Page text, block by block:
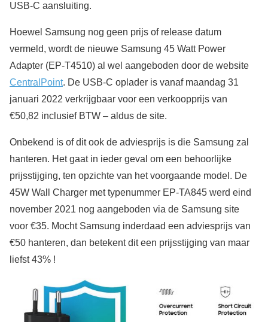
USB-C aansluiting.
Hoewel Samsung nog geen prijs of release datum
vermeld, wordt de nieuwe Samsung 45 Watt Power
Adapter (EP-T4510) al wel aangeboden door de website
CentralPoint. De USB-C oplader is vanaf maandag 31
januari 2022 verkrijgbaar voor een verkoopprijs van
€50,82 inclusief BTW – aldus de site.
Onbekend is of dit ook de adviesprijs is die Samsung zal
hanteren. Het gaat in ieder geval om een behoorlijke
prijsstijging, ten opzichte van het voorgaande model. De
45W Wall Charger met typenummer EP-TA845 werd eind
november 2021 nog aangeboden via de Samsung site
voor €35. Mocht Samsung inderdaad een adviesprijs van
€50 hanteren, dan betekent dit een prijsstijging van maar
liefst 43% !